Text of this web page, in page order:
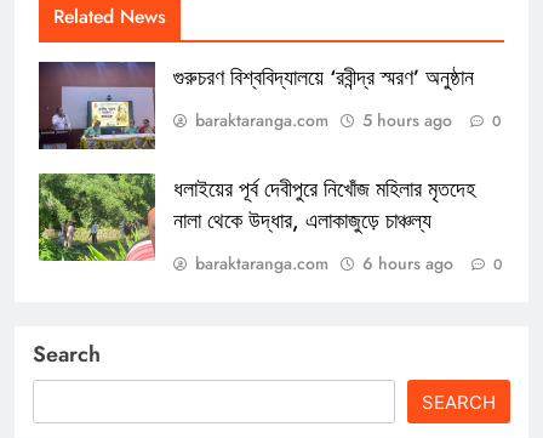
Related News
গুরুচরণ বিশ্ববিদ্যালয়ে ‘রবীন্দ্র স্মরণ’ অনুষ্ঠান
baraktaranga.com 5 hours ago 0
ধলাইয়ের পূর্ব দেবীপুরে নিখোঁজ মহিলার মৃতদেহ
নালা থেকে উদ্ধার, এলাকাজুড়ে চাঞ্চল্য
baraktaranga.com 6 hours ago 0
Search
SEARCH